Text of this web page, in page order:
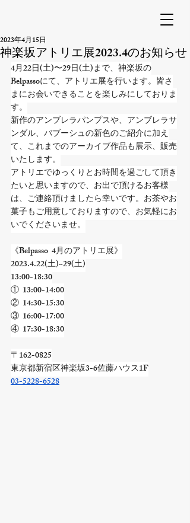
神楽坂アトリエ展2023.4のお知らせ
2023年4月15日
4月22日(土)〜29日(土)まで、神楽坂の
Belpassoにて、アトリエ展を行います。皆さ
まにお会いできることを楽しみにしておりま
す。
新作のアンブレラパンプスや、アンブレラサ
ンダル、バブーシュの新色のご紹介に加え
て、これまでのアーカイブ作品も展示、販売
いたします。
アトリエでゆっくりとお時間を過ごして頂き
たいと思いますので、お出で頂けるお客様
は、ご連絡頂けましたら幸いです。お茶やお
菓子もご用意しておりますので、お気軽にお
いでくださいませ。
《Belpasso  4月のアトリエ展》
2023.4.22(土)~29(土)
13:00-18:30
①  13:00-14:00
②  14:30-15:30
③  16:00-17:00
④  17:30-18:30
〒162-0825
東京都新宿区神楽坂3-6佐藤ハウス1F
03-5228-6528